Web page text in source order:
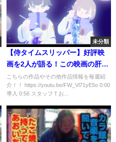
未分類
【侍タイムスリッパー】好評映
画を2人が語る！この映画の肝は
○○！
こちらの作品やその他作品情報を毎週紹
介！！ https://youtu.be/FW_Vl71yE5o 0:00
導入 0:56 スタッフＴお...